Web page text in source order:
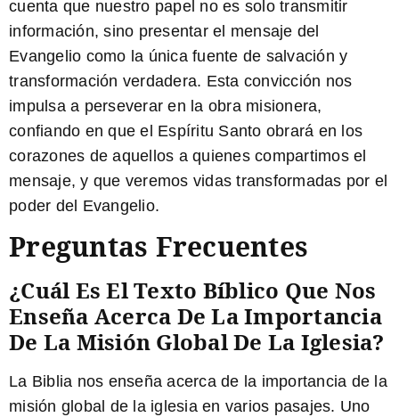
cuenta que nuestro papel no es solo transmitir
información, sino presentar el mensaje del
Evangelio como la única fuente de salvación y
transformación verdadera. Esta convicción nos
impulsa a perseverar en la obra misionera,
confiando en que el Espíritu Santo obrará en los
corazones de aquellos a quienes compartimos el
mensaje, y que veremos vidas transformadas por el
poder del Evangelio.
Preguntas Frecuentes
¿Cuál Es El Texto Bíblico Que Nos
Enseña Acerca De La Importancia
De La Misión Global De La Iglesia?
La Biblia nos enseña acerca de la importancia de la
misión global de la iglesia en varios pasajes. Uno